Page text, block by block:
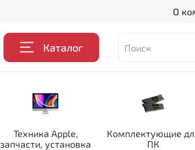
О
Каталог
Техника Apple,
запчасти, установка
Комплектующие
ПК